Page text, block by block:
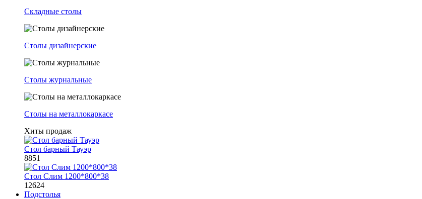
Складные столы
Столы дизайнерские
Столы журнальные
Столы на металлокаркасе
Хиты продаж
Стол барный Тауэр
8851
Стол Слим 1200*800*38
12624
Подстолья